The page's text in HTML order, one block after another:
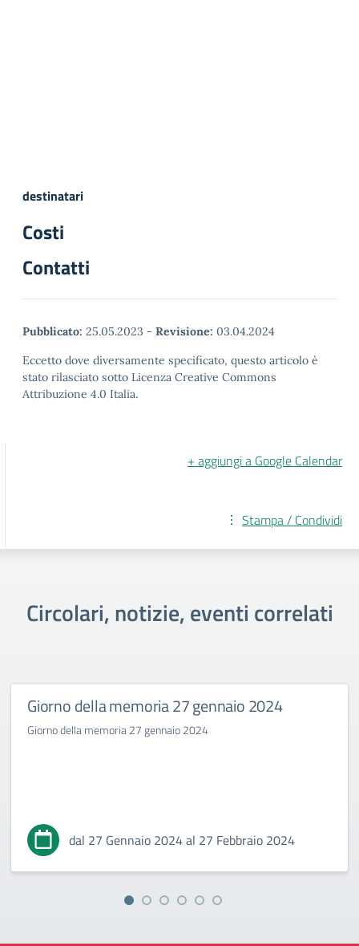
destinatari
Costi
Contatti
Pubblicato: 25.05.2023 - Revisione: 03.04.2024
Eccetto dove diversamente specificato, questo articolo è
stato rilasciato sotto Licenza Creative Commons
Attribuzione 4.0 Italia.
+ aggiungi a Google Calendar
Stampa / Condividi
Circolari, notizie, eventi correlati
Giorno della memoria 27 gennaio 2024
Giorno della memoria 27 gennaio 2024
dal 27 Gennaio 2024 al 27 Febbraio 2024